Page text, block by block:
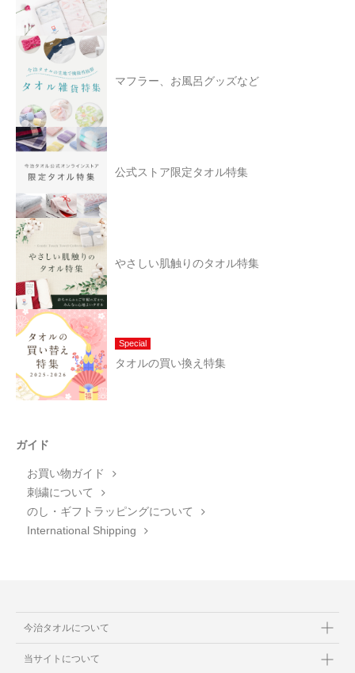
マフラー、お風呂グッズなど
公式ストア限定タオル特集
やさしい肌触りのタオル特集
Special
タオルの買い換え特集
ガイド
お買い物ガイド
刺繍について
のし・ギフトラッピングについて
International Shipping
今治タオルについて
当サイトについて